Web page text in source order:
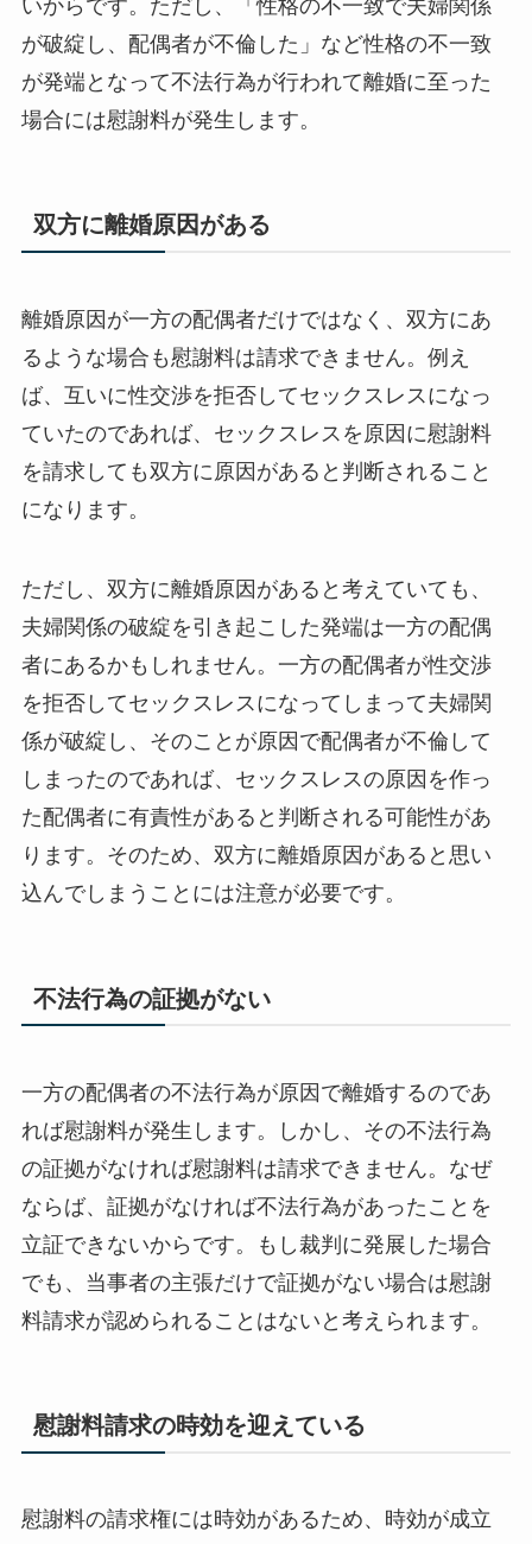
いからです。ただし、「性格の不一致で夫婦関係
が破綻し、配偶者が不倫した」など性格の不一致
が発端となって不法行為が行われて離婚に至った
場合には慰謝料が発生します。
双方に離婚原因がある
離婚原因が一方の配偶者だけではなく、双方にあ
るような場合も慰謝料は請求できません。例え
ば、互いに性交渉を拒否してセックスレスになっ
ていたのであれば、セックスレスを原因に慰謝料
を請求しても双方に原因があると判断されること
になります。
ただし、双方に離婚原因があると考えていても、
夫婦関係の破綻を引き起こした発端は一方の配偶
者にあるかもしれません。一方の配偶者が性交渉
を拒否してセックスレスになってしまって夫婦関
係が破綻し、そのことが原因で配偶者が不倫して
しまったのであれば、セックスレスの原因を作っ
た配偶者に有責性があると判断される可能性があ
ります。そのため、双方に離婚原因があると思い
込んでしまうことには注意が必要です。
不法行為の証拠がない
一方の配偶者の不法行為が原因で離婚するのであ
れば慰謝料が発生します。しかし、その不法行為
の証拠がなければ慰謝料は請求できません。なぜ
ならば、証拠がなければ不法行為があったことを
立証できないからです。もし裁判に発展した場合
でも、当事者の主張だけで証拠がない場合は慰謝
料請求が認められることはないと考えられます。
慰謝料請求の時効を迎えている
慰謝料の請求権には時効があるため、時効が成立